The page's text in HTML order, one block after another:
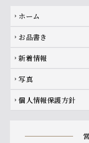
Footer navigation
chevron_right ホーム
chevron_right お品書き
chevron_right 新着情報
chevron_right 写真
chevron_right 個人情報保護方針